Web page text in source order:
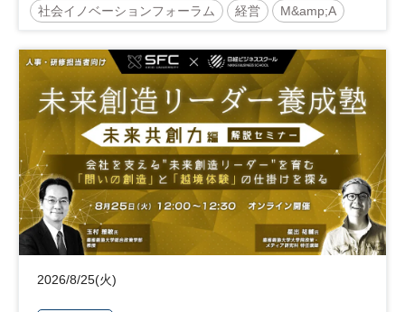
社会イノベーションフォーラム 経営 M&amp;A
事業承継 中堅中小企業
日経社会イノベーションフォーラム 参加無料
2026/8/25(火)